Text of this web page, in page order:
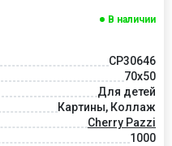
В наличии
CP30646
70x50
Для детей
Картины, Коллаж
Cherry Pazzi
1000